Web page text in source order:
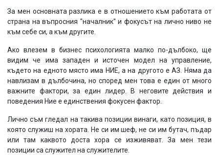
За мен основната разлика е в отношението към работата от
страна на въпросния "началник" и фокусът на лично ниво не
към себе си, а към другите.
Ако влезем в бизнес психологията малко по-дълбоко, ще
видим че има западен и источен модел на управление,
където на едното място има НИЕ, а на другото е АЗ. Няма да
навлизам в дълбочина, но според мен това е един от много
важните фактори, за един лидер. В неговите действия и
поведения Ние е единствения фокусен фактор.
Лично съм гледал на такива позиции винаги, като позиция, в
която служиш на хората. Не си им шеф, не си им бутач, пъдар
или там каквото доста хора се изживяват. За мен тези
позиции са служител на служителите.